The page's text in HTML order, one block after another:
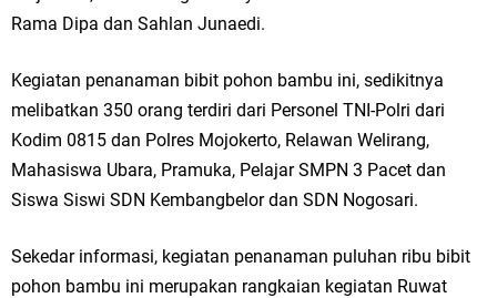
Rama Dipa dan Sahlan Junaedi.
Kegiatan penanaman bibit pohon bambu ini, sedikitnya
melibatkan 350 orang terdiri dari Personel TNI-Polri dari
Kodim 0815 dan Polres Mojokerto, Relawan Welirang,
Mahasiswa Ubara, Pramuka, Pelajar SMPN 3 Pacet dan
Siswa Siswi SDN Kembangbelor dan SDN Nogosari.
Sekedar informasi, kegiatan penanaman puluhan ribu bibit
pohon bambu ini merupakan rangkaian kegiatan Ruwat